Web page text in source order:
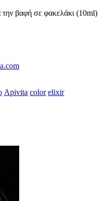
βαφή σε φακελάκι (10ml)
Apivita color elixir